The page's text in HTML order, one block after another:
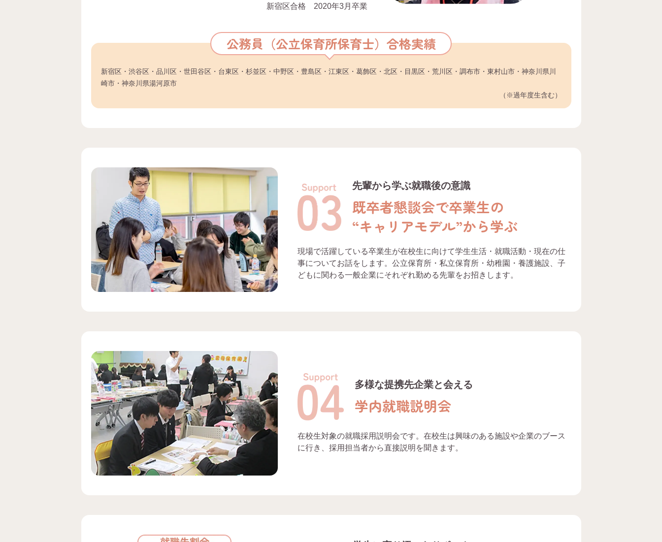
新宿区合格 2020年3月卒業
公務員（公立保育所保育士）合格実績
新宿区・渋谷区・品川区・世田谷区・台東区・杉並区・中野区・豊島区・江東区・葛飾区・北区・目黒区・荒川区・調布市・東村山市・神奈川県川
崎市・神奈川県湯河原市
（※過年度生含む）
先輩から学ぶ就職後の意識
既卒者懇談会で卒業生の
“キャリアモデル”から学ぶ
現場で活躍している卒業生が在校生に向けて学生生活・就職活動・現在の仕
事についてお話をします。公立保育所・私立保育所・幼稚園・養護施設、子
どもに関わる一般企業にそれぞれ勤める先輩をお招きします。
多様な提携先企業と会える
学内就職説明会
在校生対象の就職採用説明会です。在校生は興味のある施設や企業のブース
に行き、採用担当者から直接説明を聞きます。